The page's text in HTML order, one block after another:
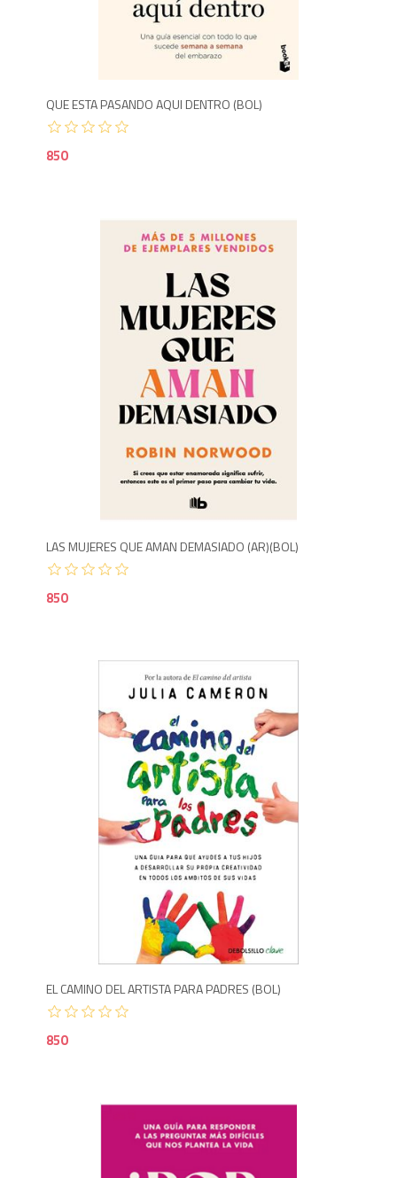
QUE ESTA PASANDO AQUI DENTRO (BOL)
850
LAS MUJERES QUE AMAN DEMASIADO (AR)(BOL)
850
EL CAMINO DEL ARTISTA PARA PADRES (BOL)
850